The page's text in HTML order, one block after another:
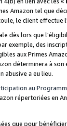
Amazon tel que
le client
dès lors que
exemple, des
aux Primes
déterminera à
abusive a eu lieu.
au
répertoriées en
que pour